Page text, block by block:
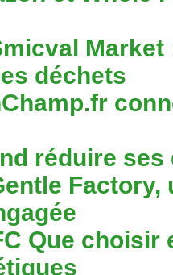
déchets
réduire
Que